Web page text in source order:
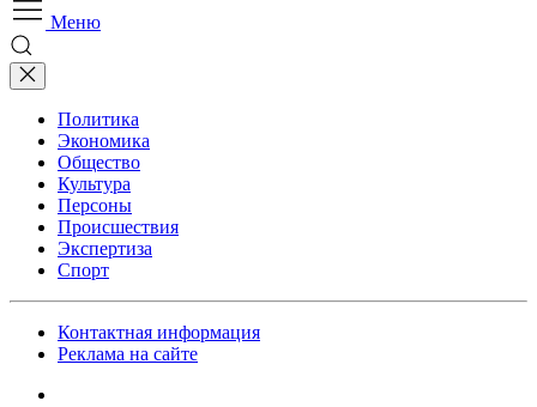
Меню
Политика
Экономика
Общество
Культура
Персоны
Происшествия
Экспертиза
Спорт
Контактная информация
Реклама на сайте